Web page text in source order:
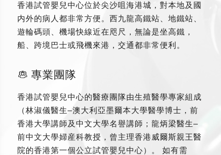
香港試管嬰兒中心位於尖沙咀海港城，對本地及國
内外的病人都非常方便。西九龍高鐵站、地鐵站、
遊輪碼頭、機場快線近在咫尺，無論是坐高鐵，
船、跨境巴士或飛機來港，交通都非常便利。
專業團隊
香港試管嬰兒中心的醫療團隊由生殖醫學專家組成
（林淑儀醫生–澳大利亞墨爾本大學醫學博士，前
香港大學講師及中文大學名譽講師；龍炳梁醫生–
前中文大學婦産科教授，曾主理香港威爾斯親王醫
院的香港第一個公立試管嬰兒中心）。 如有需